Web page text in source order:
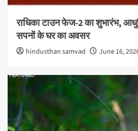
राधिका टाउन फेज-2 का शुभारंभ,
सपनों के घर का अवसर
hindusthan samvad June 16,